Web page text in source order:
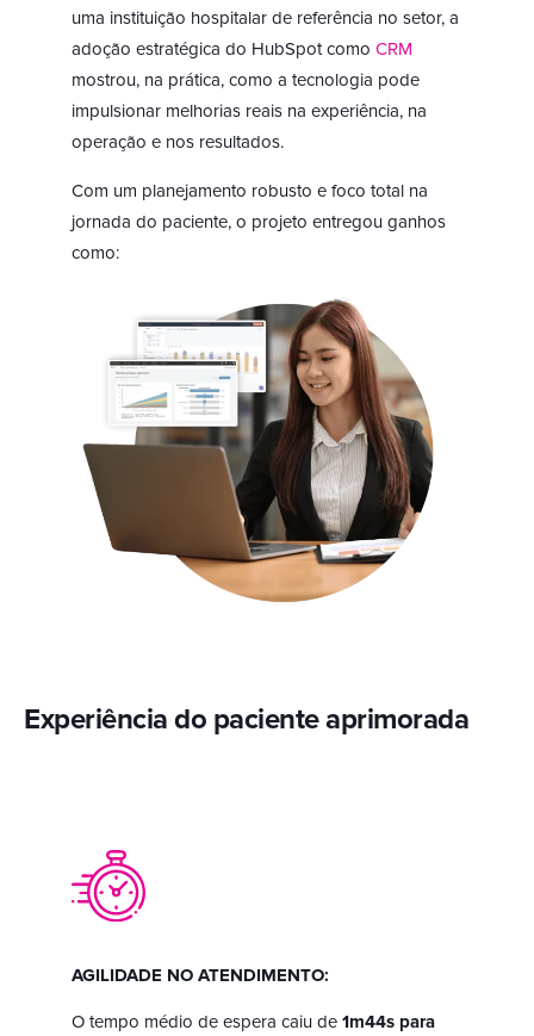
uma instituição hospitalar de referência no setor, a
adoção estratégica do HubSpot como CRM
mostrou, na prática, como a tecnologia pode
impulsionar melhorias reais na experiência, na
operação e nos resultados.
Com um planejamento robusto e foco total na
jornada do paciente, o projeto entregou ganhos
como:
Experiência do paciente aprimorada
AGILIDADE NO ATENDIMENTO:
O tempo médio de espera caiu de 1m44s para